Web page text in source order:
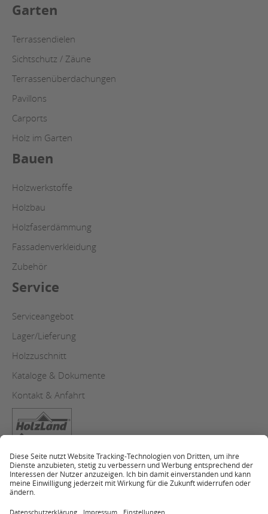
Garten
Terrassendielen
Sichtschutz / Zäune
Terrassenüberdachungen
Pavillons
Carports
Holz im Garten
Bauen
Holzwerkstoffe
Holzbau
Holzfaserdämmung
Fassadenverkleidung
Zubehör
Service
Serviceangebot
Lager/Lieferung
Holzzuschnitt
Kataloge & Dokumente
Kontakt & Anfahrt